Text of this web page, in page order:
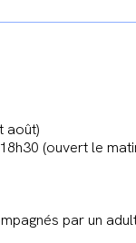
août)
(ouvert le
par un